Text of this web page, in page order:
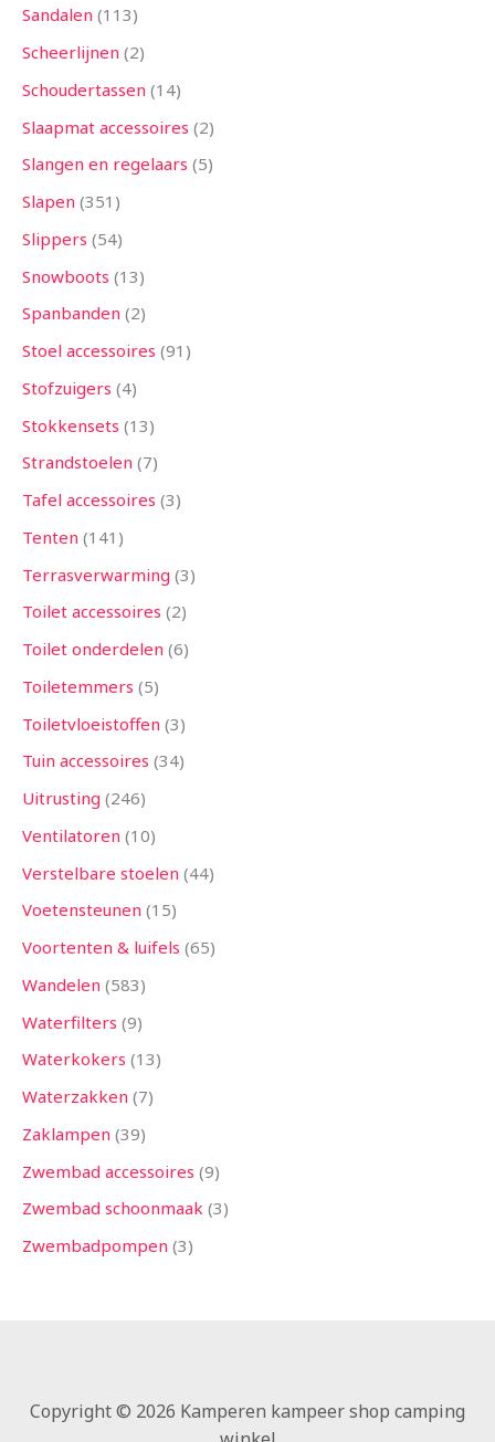
Sandalen 113
Scheerlijnen 2
Schoudertassen 14
Slaapmat accessoires 2
Slangen en regelaars 5
Slapen 351
Slippers 54
Snowboots 13
Spanbanden 2
Stoel accessoires 91
Stofzuigers 4
Stokkensets 13
Strandstoelen 7
Tafel accessoires 3
Tenten 141
Terrasverwarming 3
Toilet accessoires 2
Toilet onderdelen 6
Toiletemmers 5
Toiletvloeistoffen 3
Tuin accessoires 34
Uitrusting 246
Ventilatoren 10
Verstelbare stoelen 44
Voetensteunen 15
Voortenten & luifels 65
Wandelen 583
Waterfilters 9
Waterkokers 13
Waterzakken 7
Zaklampen 39
Zwembad accessoires 9
Zwembad schoonmaak 3
Zwembadpompen 3
Copyright © 2026 Kamperen kampeer shop camping